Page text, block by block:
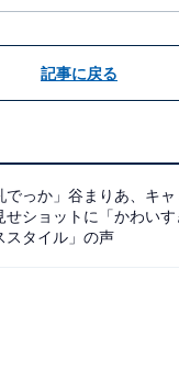
記事に戻る
でっか」谷まりあ、キ
せショットに「かわい
スタイル」の声